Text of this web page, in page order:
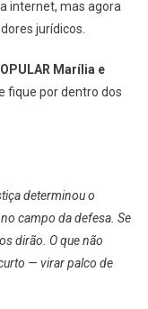
internet, mas agora
jurídicos.
Marília e
fique por dentro dos
determinou o
campo da defesa. Se
dirão. O que não
— virar palco de